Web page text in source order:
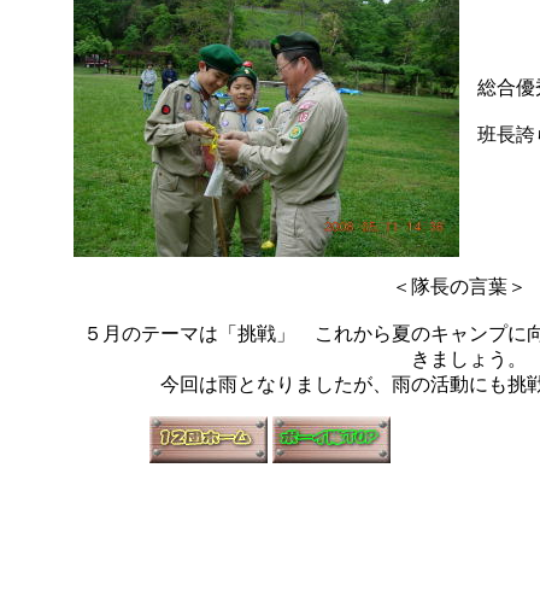
総合優
班長誇
＜隊長の言葉
５月のテーマは「挑戦」 これから夏のキャンプに
きましょう。
今回は雨となりましたが、雨の活動にも挑